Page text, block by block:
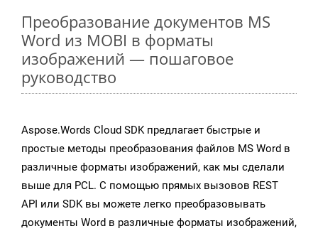
Преобразование документов MS
Word из MOBI в форматы
изображений — пошаговое
руководство
Aspose.Words Cloud SDK предлагает быстрые и
простые методы преобразования файлов MS Word в
различные форматы изображений, как мы сделали
выше для PCL. С помощью прямых вызовов REST
API или SDK вы можете легко преобразовывать
документы Word в различные форматы изображений,